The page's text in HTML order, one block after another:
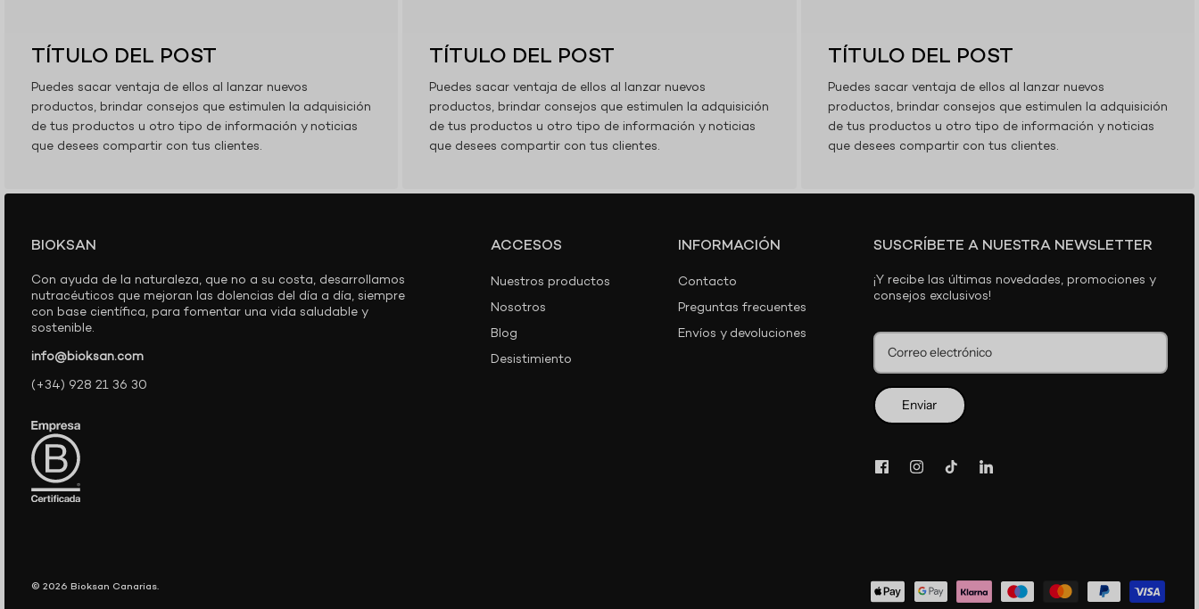
TÍTULO DEL POST
Puedes sacar ventaja de ellos al lanzar nuevos
productos, brindar consejos que estimulen la adquisición
de tus productos u otro tipo de información y noticias
que desees compartir con tus clientes.
TÍTULO DEL POST
Puedes sacar ventaja de ellos al lanzar nuevos
productos, brindar consejos que estimulen la adquisición
de tus productos u otro tipo de información y noticias
que desees compartir con tus clientes.
TÍTULO DEL POST
Puedes sacar ventaja de ellos al lanzar nuevos
productos, brindar consejos que estimulen la adquisición
de tus productos u otro tipo de información y noticias
que desees compartir con tus clientes.
BIOKSAN
Con ayuda de la naturaleza, que no a su costa, desarrollamos
nutracéuticos que mejoran las dolencias del día a día, siempre
con base científica, para fomentar una vida saludable y
sostenible.
info@bioksan.com
(+34) 928 21 36 30
ACCESOS
Nuestros productos
Nosotros
Blog
Desistimiento
INFORMACIÓN
Contacto
Preguntas frecuentes
Envíos y devoluciones
SUSCRÍBETE A NUESTRA NEWSLETTER
¡Y recibe las últimas novedades, promociones y
consejos exclusivos!
Enviar
© 2026 Bioksan Canarias.